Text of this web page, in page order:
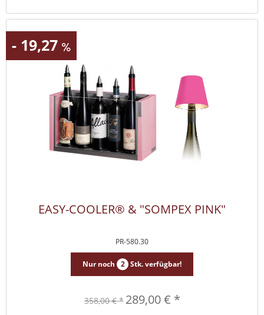
- 19,27
EASY-COOLER® & "SOMPEX PINK"
PR-580.30
Nur noch 2 Stk. verfügbar!
358,00 € * 289,00 € *